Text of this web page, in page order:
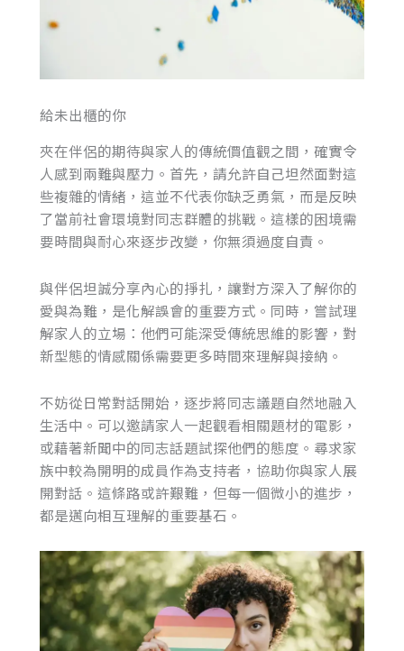
給未出櫃的你
夾在伴侶的期待與家人的傳統價值觀之間，確實令
人感到兩難與壓力。首先，請允許自己坦然面對這
些複雜的情緒，這並不代表你缺乏勇氣，而是反映
了當前社會環境對同志群體的挑戰。這樣的困境需
要時間與耐心來逐步改變，你無須過度自責。
與伴侶坦誠分享內心的掙扎，讓對方深入了解你的
愛與為難，是化解誤會的重要方式。同時，嘗試理
解家人的立場：他們可能深受傳統思維的影響，對
新型態的情感關係需要更多時間來理解與接納。
不妨從日常對話開始，逐步將同志議題自然地融入
生活中。可以邀請家人一起觀看相關題材的電影，
或藉著新聞中的同志話題試探他們的態度。尋求家
族中較為開明的成員作為支持者，協助你與家人展
開對話。這條路或許艱難，但每一個微小的進步，
都是邁向相互理解的重要基石。